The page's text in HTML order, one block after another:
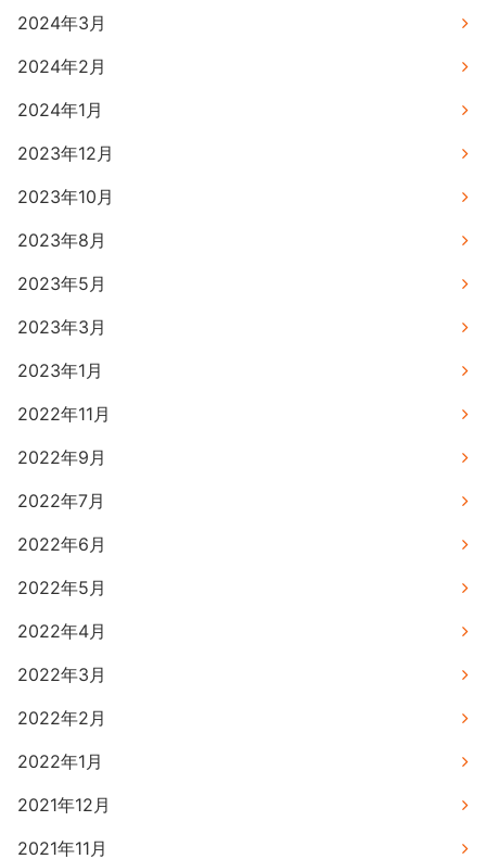
2024年3月
2024年2月
2024年1月
2023年12月
2023年10月
2023年8月
2023年5月
2023年3月
2023年1月
2022年11月
2022年9月
2022年7月
2022年6月
2022年5月
2022年4月
2022年3月
2022年2月
2022年1月
2021年12月
2021年11月